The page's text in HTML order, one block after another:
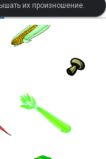
их произношение.